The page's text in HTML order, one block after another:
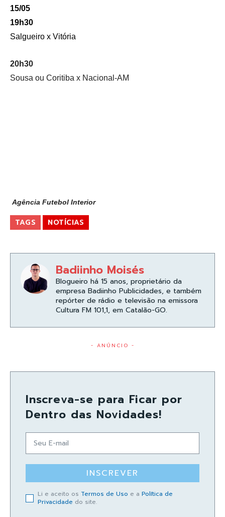
15/05
19h30
Salgueiro x Vitória
20h30
Sousa ou Coritiba x Nacional-AM
Agência Futebol Interior
TAGS NOTÍCIAS
Badiinho Moisés
Blogueiro há 15 anos, proprietário da
empresa Badiinho Publicidades, e também
repórter de rádio e televisão na emissora
Cultura FM 101,1, em Catalão-GO.
- ANÚNCIO -
Inscreva-se para Ficar por
Dentro das Novidades!
INSCREVER
Li e aceito os Termos de Uso e a Política de
Privacidade do site.